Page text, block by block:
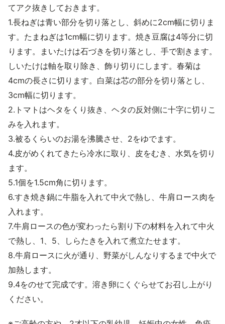
てアク抜きしておきます。
1.長ねぎは青い部分を切り落とし、斜めに2cm幅に切りま
す。たまねぎは1cm幅に切ります。焼き豆腐は4等分に切
ります。まいたけは石づきを切り落とし、手で割きます。
しいたけは軸を取り除き、飾り切りにします。春菊は
4cmの長さに切ります。白菜は芯の部分を切り落とし、
3cm幅に切ります。
2.トマトはヘタをくり抜き、ヘタの反対側に十字に切りこ
みを入れます。
3.被るくらいのお湯を沸騰させ、2をゆでます。
4.皮がめくれてきたら冷水に取り、皮をむき、水気を切り
ます。
5.1個を1.5cm角に切ります。
6.すき焼き鍋に牛脂を入れて中火で熱し、牛肩ロース肉を
入れます。
7.牛肩ロースの色が変わったら割り下の材料を入れて中火
で熱し、1、5、しらたきを入れて煮立たせます。
8.牛肩ロースに火が通り、野菜がしんなりするまで中火で
加熱します。
9.4をのせて完成です。溶き卵にくぐらせてお召し上がり
ください。